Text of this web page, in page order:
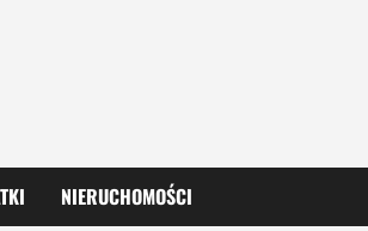
NIERUCHOMOŚCI